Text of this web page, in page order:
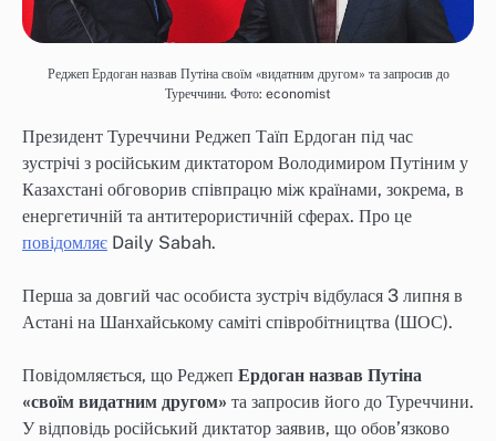
Реджеп Ердоган назвав Путіна своїм «видатним другом» та запросив до
Туреччини. Фото: economist
Президент Туреччини Реджеп Таїп Ердоган під час
зустрічі з російським диктатором Володимиром Путіним у
Казахстані обговорив співпрацю між країнами, зокрема, в
енергетичній та антитерористичній сферах. Про це
повідомляє Daily Sabah.
Перша за довгий час особиста зустріч відбулася 3 липня в
Астані на Шанхайському саміті співробітництва (ШОС).
Повідомляється, що Реджеп Ердоган назвав Путіна
«своїм видатним другом» та запросив його до Туреччини.
У відповідь російський диктатор заявив, що обов’язково